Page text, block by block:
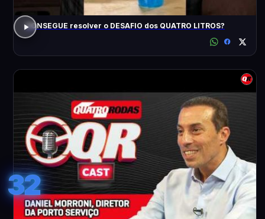
CONSEGUE resolver o DESAFIO dos QUATRO LITROS?
32